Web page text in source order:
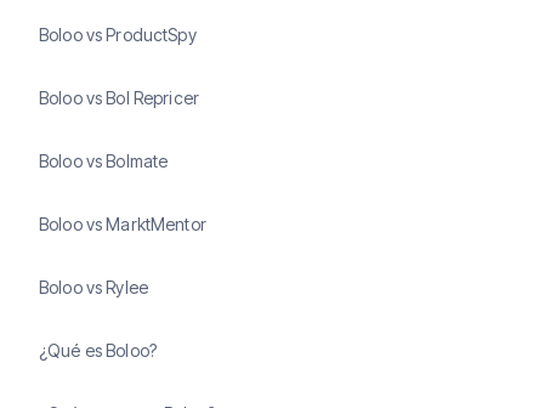
Boloo vs ProductSpy
Boloo vs Bol Repricer
Boloo vs Bolmate
Boloo vs MarktMentor
Boloo vs Rylee
¿Qué es Boloo?